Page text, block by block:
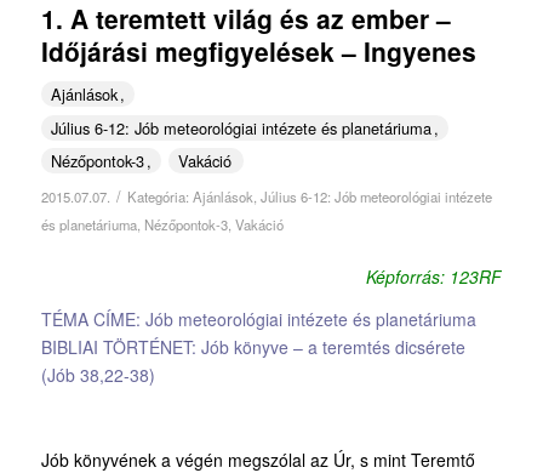
1. A teremtett világ és az ember –
Időjárási megfigyelések – Ingyenes
Ajánlások
Július 6-12: Jób meteorológiai intézete és planetáriuma
Nézőpontok-3
Vakáció
2015.07.07. / Kategória: Ajánlások, Július 6-12: Jób meteorológiai intézete
és planetáriuma, Nézőpontok-3, Vakáció
Képforrás: 123RF
TÉMA CÍME: Jób meteorológiai intézete és planetáriuma
BIBLIAI TÖRTÉNET: Jób könyve – a teremtés dicsérete
(Jób 38,22-38)
Jób könyvének a végén megszólal az Úr, s mint Teremtő